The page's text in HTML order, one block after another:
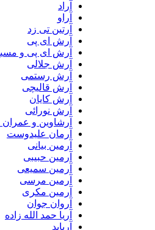
آرتین تی زد
آرش ای پی
آرش ای پی و مسیح
آرش جلالی
آرش رستمی
آرش قالیچی
آرش کایان
آرش نورائی
آرشاوین و عمران
آرمان علیدوست
آرمین بیانی
آرمین حبیبی
آرمین سمیعی
آرمین مرسی
آرمین مکری
آروان جوان
آریا حمد الله زاده
آریابد